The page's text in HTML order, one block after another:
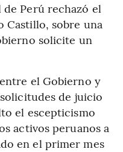
Perú rechazó el
Castillo, sobre una
solicite un
el Gobierno y
de juicio
el escepticismo
activos peruanos a
en el primer mes